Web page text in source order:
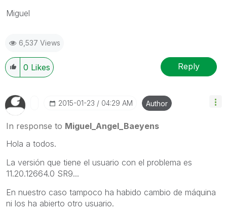
Miguel
6,537 Views
0 Likes Reply
‎2015-01-23 04:29 AM Author
In response to Miguel_Angel_Baeyens
Hola a todos.
La versión que tiene el usuario con el problema es
11.20.12664.0 SR9...
En nuestro caso tampoco ha habido cambio de máquina
ni los ha abierto otro usuario.